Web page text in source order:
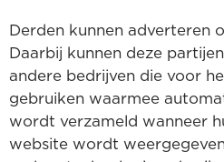
Derden kunnen adverteren
Daarbij kunnen deze
andere bedrijven die voor
gebruiken waarmee
wordt verzameld wanneer
website wordt